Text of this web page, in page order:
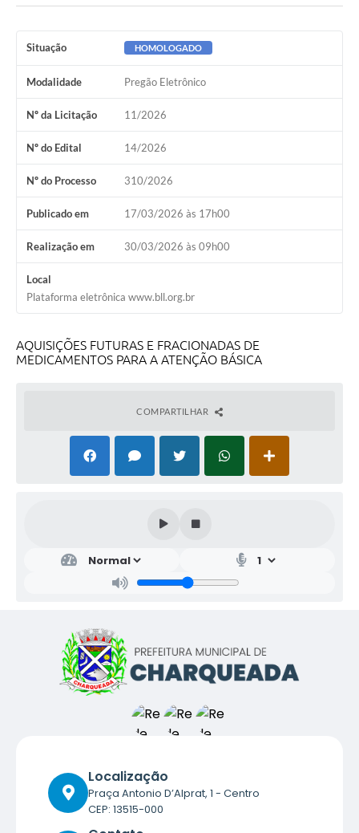
Situação HOMOLOGADO
Modalidade Pregão Eletrônico
Nº da Licitação 11/2026
Nº do Edital 14/2026
Nº do Processo 310/2026
Publicado em 17/03/2026 às 17h00
Realização em 30/03/2026 às 09h00
Local
Plataforma eletrônica www.bll.org.br
AQUISIÇÕES FUTURAS E FRACIONADAS DE
MEDICAMENTOS PARA A ATENÇÃO BÁSICA
COMPARTILHAR
Localização
Praça Antonio D’Alprat, 1 - Centro
CEP: 13515-000